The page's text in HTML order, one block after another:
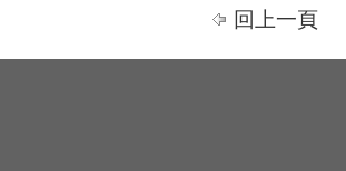
回上一頁